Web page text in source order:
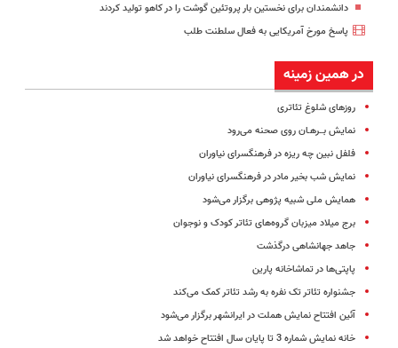
دانشمندان برای نخستین بار پروتئین گوشت را در کاهو تولید کردند
پاسخ مورخ آمریکایی به فعال سلطنت طلب
در همین زمینه
روزهای شلوغ تئاتری
نمایش بــرهـان روی صحنه می‌رود
فلفل نبین چه ریزه در فرهنگسرای نیاوران
نمایش شب بخیر مادر در فرهنگسرای نیاوران
همایش ملی شبیه پژوهی برگزار می‌شود
برج میلاد میزبان گروه‌های تئاتر کودک و نوجوان
جاهد جهانشاهی درگذشت
پاپتی‌ها در تماشاخانه‌ پارین
جشنواره تئاتر تک نفره به رشد تئاتر کمک می‌کند
آئین افتتاح نمایش هملت در ایرانشهر برگزار می‌شود
خانه نمایش شماره 3 تا پایان سال افتتاح خواهد شد